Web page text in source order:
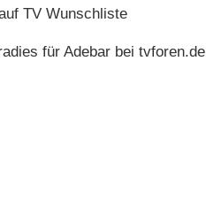
TV Wunschliste
für Adebar bei tvforen.de